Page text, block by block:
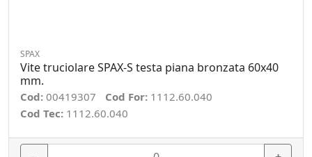
SPAX
Vite truciolare SPAX-S testa piana bronzata 60x40
mm.
Cod: 00419307 Cod For: 1112.60.040
Cod Tec: 1112.60.040